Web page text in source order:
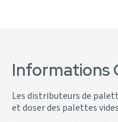
Informations
Les distributeurs de
et doser des palettes